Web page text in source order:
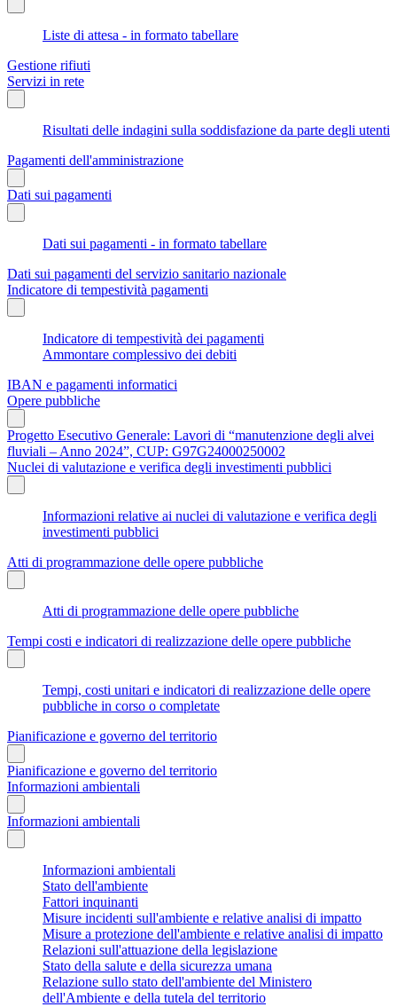
Liste di attesa - in formato tabellare
Gestione rifiuti
Servizi in rete
Risultati delle indagini sulla soddisfazione da parte degli utenti
Pagamenti dell'amministrazione
Dati sui pagamenti
Dati sui pagamenti - in formato tabellare
Dati sui pagamenti del servizio sanitario nazionale
Indicatore di tempestività pagamenti
Indicatore di tempestività dei pagamenti
Ammontare complessivo dei debiti
IBAN e pagamenti informatici
Opere pubbliche
Progetto Esecutivo Generale: Lavori di “manutenzione degli alvei
fluviali – Anno 2024”, CUP: G97G24000250002
Nuclei di valutazione e verifica degli investimenti pubblici
Informazioni relative ai nuclei di valutazione e verifica degli
investimenti pubblici
Atti di programmazione delle opere pubbliche
Atti di programmazione delle opere pubbliche
Tempi costi e indicatori di realizzazione delle opere pubbliche
Tempi, costi unitari e indicatori di realizzazione delle opere
pubbliche in corso o completate
Pianificazione e governo del territorio
Pianificazione e governo del territorio
Informazioni ambientali
Informazioni ambientali
Informazioni ambientali
Stato dell'ambiente
Fattori inquinanti
Misure incidenti sull'ambiente e relative analisi di impatto
Misure a protezione dell'ambiente e relative analisi di impatto
Relazioni sull'attuazione della legislazione
Stato della salute e della sicurezza umana
Relazione sullo stato dell'ambiente del Ministero
dell'Ambiente e della tutela del territorio